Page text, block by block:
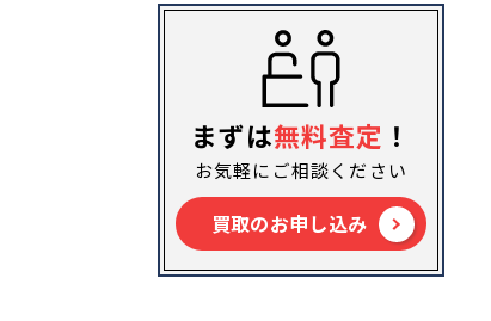
まずは無料査定 ！
お気軽にご相談ください
買取のお申し込み